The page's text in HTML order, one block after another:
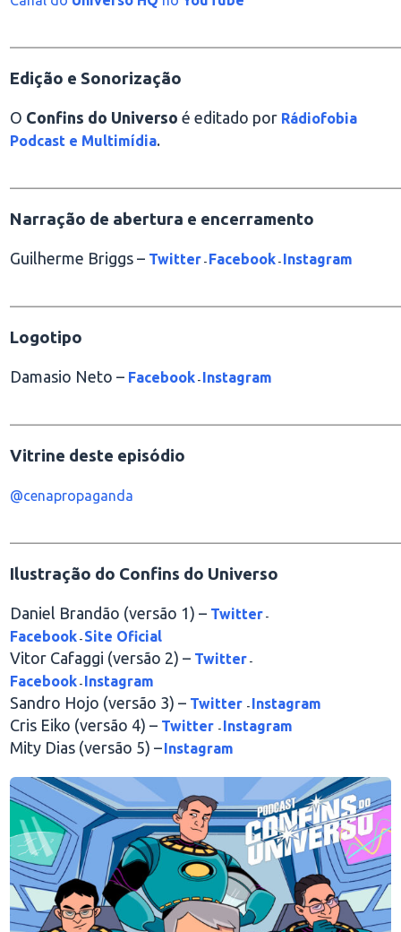
Edição e Sonorização
O Confins do Universo é editado por Rádiofobia
Podcast e Multimídia.
Narração de abertura e encerramento
Guilherme Briggs – Twitter - Facebook - Instagram
Logotipo
Damasio Neto – Facebook - Instagram
Vitrine deste episódio
@cenapropaganda
Ilustração do Confins do Universo
Daniel Brandão (versão 1) – Twitter -
Facebook - Site Oficial
Vitor Cafaggi (versão 2) – Twitter -
Facebook - Instagram
Sandro Hojo (versão 3) – Twitter - Instagram
Cris Eiko (versão 4) – Twitter - Instagram
Mity Dias (versão 5) –Instagram